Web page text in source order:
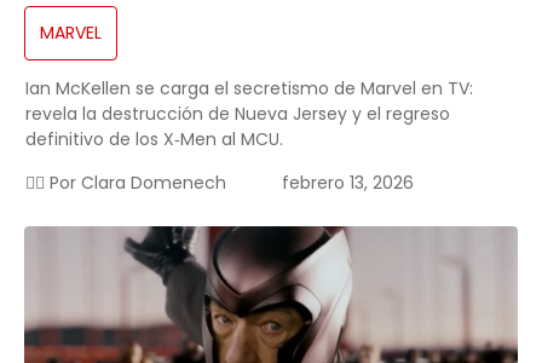
MARVEL
Ian McKellen se carga el secretismo de Marvel en TV:
revela la destrucción de Nueva Jersey y el regreso
definitivo de los X‑Men al MCU.
✍🏻 Por Clara Domenech febrero 13, 2026